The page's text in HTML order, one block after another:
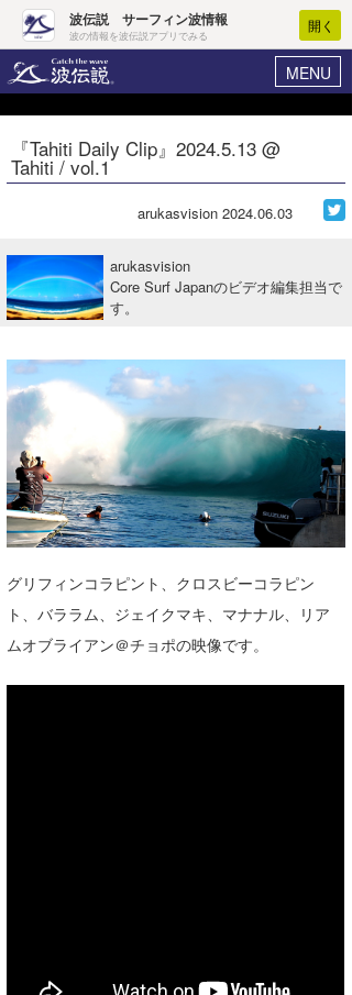
波伝説 サーフィン波情報
波の情報を波伝説アプリでみる
開く
MENU
ヘルプ マイホーム
ログイン
波情報･概況
WAVE HUNTER 波予想ツール
ニュース
サーフィンエリアガイド
会員メニュー
今月のプレゼント
『Tahiti Daily Clip』2024.5.13 @
Tahiti / vol.1
arukasvision 2024.06.03
arukasvision
Core Surf Japanのビデオ編集担当で
す。
グリフィンコラピント、クロスビーコラピン
ト、バララム、ジェイクマキ、マナナル、リア
ムオブライアン＠チョポの映像です。
Core Surf Japan
アート＆エンタメ
トラベル
ショップ情報
ショップ情報
湘南
千葉北
千葉南
大阪
ウラナミ
お知らせ
VOTE!